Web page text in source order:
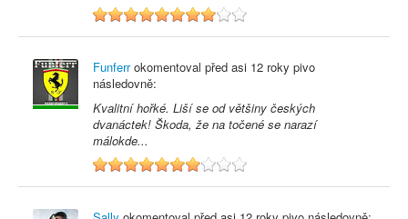
8
Funferrokomentoval před asi 12 roky pivo
následovně:
Kvalitní hořké. Liší se od většiny českých
dvanáctek! Škoda, že na točené se narazí
málokde...
7